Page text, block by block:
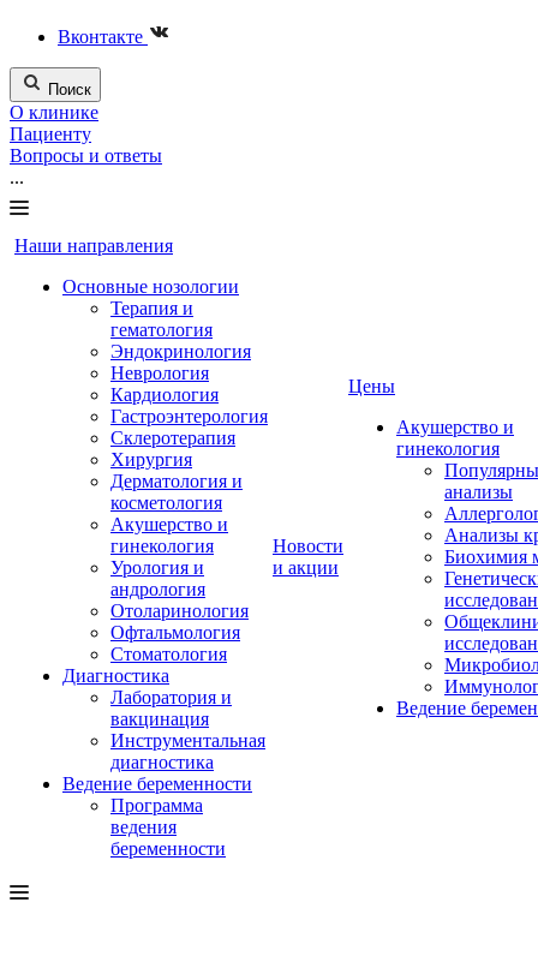
Вконтакте
Поиск
О клинике
Пациенту
Вопросы и ответы
...
Наши направления
Основные нозологии
Терапия и
гематология
Эндокринология
Неврология
Кардиология
Гастроэнтерология
Склеротерапия
Хирургия
Дерматология и
косметология
Акушерство и
гинекология
Урология и
андрология
Отоларинология
Офтальмология
Стоматология
Диагностика
Лаборатория и
вакцинация
Инструментальная
диагностика
Ведение беременности
Программа
ведения
беременности
Новости
и акции
Цены
Акушерство и
гинекология
анализы
Анализы
Биохимия
Ведение